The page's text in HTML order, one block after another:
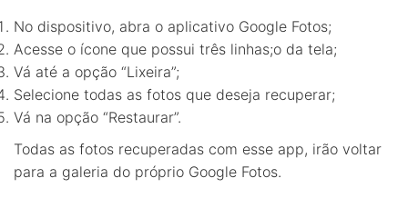
No dispositivo, abra o aplicativo Google Fotos;
Acesse o ícone que possui três linhas;o da tela;
Vá até a opção “Lixeira”;
Selecione todas as fotos que deseja recuperar;
Vá na opção “Restaurar”.
Todas as fotos recuperadas com esse app, irão voltar
para a galeria do próprio Google Fotos.